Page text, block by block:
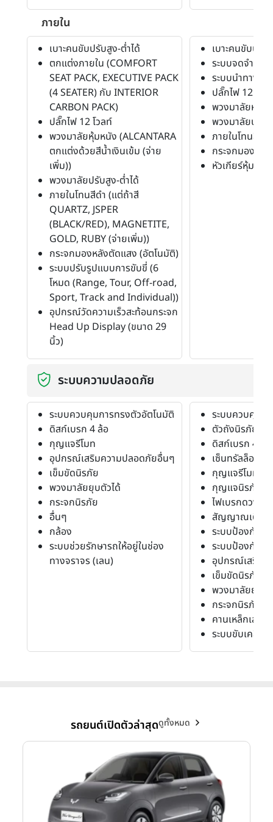
ภายใน
เบาะคนขับปรับสูง-ต่ำได้
ตกแต่งภายใน (COMFORT
SEAT PACK, EXECUTIVE PACK
(4 SEATER) กับ INTERIOR
CARBON PACK)
ปลั๊กไฟ 12 โวลท์
พวงมาลัยหุ้มหนัง (ALCANTARA
ตกแต่งด้วยสีน้ำเงินเข้ม (จ่าย
เพิ่ม))
พวงมาลัยปรับสูง-ต่ำได้
ภายในโทนสีดำ (แต่ถ้าสี
QUARTZ, JSPER
(BLACK/RED), MAGNETITE,
GOLD, RUBY (จ่ายเพิ่ม))
กระจกมองหลังตัดแสง (อัตโนมัติ)
ระบบปรับรูปแบบการขับขี่ (6
โหมด (Range, Tour, Off-road,
Sport, Track and Individual))
อุปกรณ์วัดความเร็วสะท้อนกระจก
Head Up Display (ขนาด 29
นิ้ว)
เบาะคนขับปรับ
ระบบจดจำปรั
ระบบนำทาง
ปลั๊กไฟ 12 โวล
พวงมาลัยหุ้มห
พวงมาลัยปรับ
ภายในโทนสีดำ
กระจกมองหลั
หัวเกียร์หุ้มหนัง
ระบบความปลอดภัย
ระบบควบคุมการทรงตัวอัตโนมัติ
ดิสก์เบรก 4 ล้อ
กุญแจรีโมท
อุปกรณ์เสริมความปลอดภัยอื่นๆ
เข็มขัดนิรภัย
พวงมาลัยยุบตัวได้
กระจกนิรภัย
อื่นๆ
กล้อง
ระบบช่วยรักษารถให้อยู่ในช่อง
ทางจราจร (เลน)
ระบบควบคุมก
ตัวถังนิรภัย
ดิสก์เบรก 4 ล้อ
เซ็นทรัลล็อค
กุญแจรีโมท
กุญแจนิรภัย
ไฟเบรกดวงที่ 3
สัญญาณเตือน
ระบบป้องกันก่
ระบบป้องกันก
อุปกรณ์เสริม
เข็มขัดนิรภัย
พวงมาลัยยุบตั
กระจกนิรภัย
คานเหล็กเสริ
ระบบขับเคลื่อน
รถยนต์เปิดตัวล่าสุดดูทั้งหมด